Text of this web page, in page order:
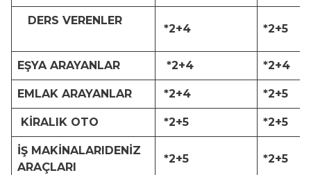
DERS VERENLER
*2+4 *2+5
EŞYA ARAYANLAR *2+4 *2+4
EMLAK ARAYANLAR *2+4 *2+5
KİRALIK OTO *2+5 *2+5
İŞ MAKİNALARIDENİZ
ARAÇLARI
*2+5 *2+5